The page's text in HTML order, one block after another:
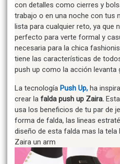
con detalles como cierres y
trabajo o en una noche con tus
lista para cualquier reto, ya que
perfecto para verte formal y
necesaria para la chica
tiene las características de
push up como la acción levanta
La tecnología Push Up, ha
crear la falda push up Zaira.
usa los beneficios de tu par de
forma de falda, las lineas
diseño de esta falda mas la tela
Zaira un arm